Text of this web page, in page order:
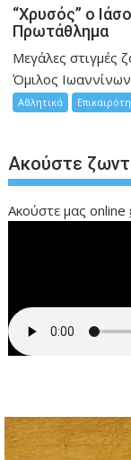
“Χρυσός” ο
Πρωτάθλημα
Μεγάλες στιγμές
Όμιλος Ιωαννίνων
Αθλητικά
Ακούστε
Ακούστε μας online